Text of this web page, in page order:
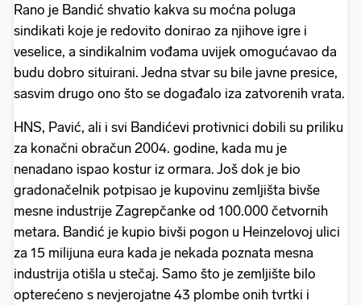
Rano je Bandić shvatio kakva su moćna poluga
sindikati koje je redovito donirao za njihove igre i
veselice, a sindikalnim vođama uvijek omogućavao da
budu dobro situirani. Jedna stvar su bile javne presice,
sasvim drugo ono što se događalo iza zatvorenih vrata.
HNS, Pavić, ali i svi Bandićevi protivnici dobili su priliku
za konačni obračun 2004. godine, kada mu je
nenadano ispao kostur iz ormara. Još dok je bio
gradonačelnik potpisao je kupovinu zemljišta bivše
mesne industrije Zagrepčanke od 100.000 četvornih
metara. Bandić je kupio bivši pogon u Heinzelovoj ulici
za 15 milijuna eura kada je nekada poznata mesna
industrija otišla u stečaj. Samo što je zemljište bilo
opterećeno s nevjerojatne 43 plombe onih tvrtki i